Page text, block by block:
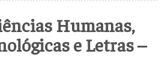
Humanas,
e Letras –